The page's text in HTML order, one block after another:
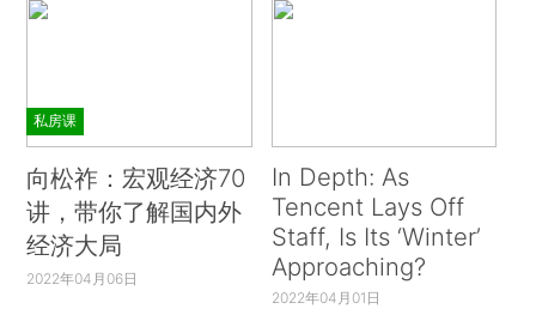
私房课
向松祚：宏观经济70
讲，带你了解国内外
经济大局
2022年04月06日
In Depth: As
Tencent Lays Off
Staff, Is Its ‘Winter’
Approaching?
2022年04月01日